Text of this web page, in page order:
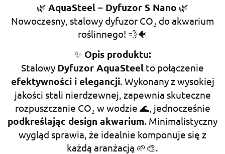
🌿 AquaSteel – Dyfuzor S Nano 🌿
Nowoczesny, stalowy dyfuzor CO₂ do akwarium
roślinnego! 💨🐠
✨ Opis produktu:
Stalowy Dyfuzor AquaSteel to połączenie
efektywności i elegancji. Wykonany z wysokiej
jakości stali nierdzewnej, zapewnia skuteczne
rozpuszczanie CO₂ w wodzie 🌊, jednocześnie
podkreślając design akwarium. Minimalistyczny
wygląd sprawia, że idealnie komponuje się z
każdą aranżacją 🌱🎨.